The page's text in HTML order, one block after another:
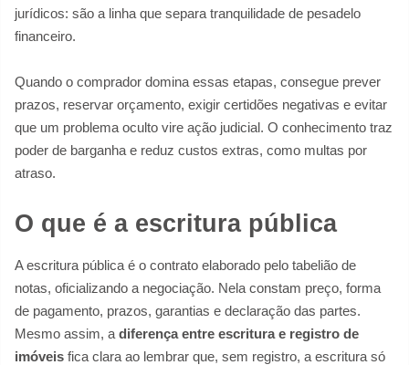
jurídicos: são a linha que separa tranquilidade de pesadelo
financeiro.
Quando o comprador domina essas etapas, consegue prever
prazos, reservar orçamento, exigir certidões negativas e evitar
que um problema oculto vire ação judicial. O conhecimento traz
poder de barganha e reduz custos extras, como multas por
atraso.
O que é a escritura pública
A escritura pública é o contrato elaborado pelo tabelião de
notas, oficializando a negociação. Nela constam preço, forma
de pagamento, prazos, garantias e declaração das partes.
Mesmo assim, a diferença entre escritura e registro de
imóveis fica clara ao lembrar que, sem registro, a escritura só